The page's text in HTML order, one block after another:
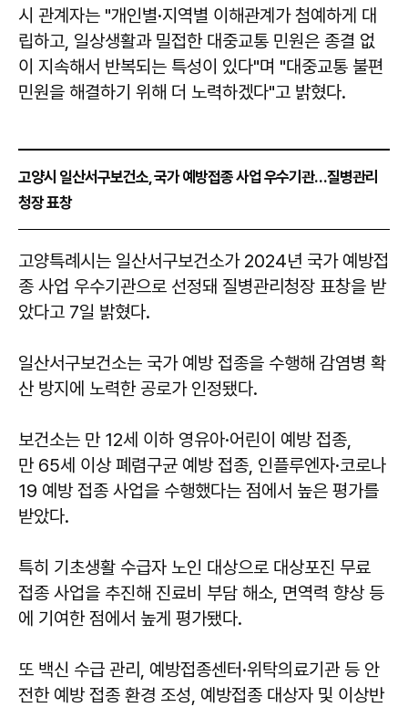
시 관계자는 "개인별·지역별 이해관계가 첨예하게 대
립하고, 일상생활과 밀접한 대중교통 민원은 종결 없
이 지속해서 반복되는 특성이 있다"며 "대중교통 불편
민원을 해결하기 위해 더 노력하겠다"고 밝혔다.
고양시 일산서구보건소, 국가 예방접종 사업 우수기관…질병관리
청장 표창
고양특례시는 일산서구보건소가 2024년 국가 예방접
종 사업 우수기관으로 선정돼 질병관리청장 표창을 받
았다고 7일 밝혔다.
일산서구보건소는 국가 예방 접종을 수행해 감염병 확
산 방지에 노력한 공로가 인정됐다.
보건소는 만 12세 이하 영유아·어린이 예방 접종,
만 65세 이상 폐렴구균 예방 접종, 인플루엔자·코로나
19 예방 접종 사업을 수행했다는 점에서 높은 평가를
받았다.
특히 기초생활 수급자 노인 대상으로 대상포진 무료
접종 사업을 추진해 진료비 부담 해소, 면역력 향상 등
에 기여한 점에서 높게 평가됐다.
또 백신 수급 관리, 예방접종센터·위탁의료기관 등 안
전한 예방 접종 환경 조성, 예방접종 대상자 및 이상반